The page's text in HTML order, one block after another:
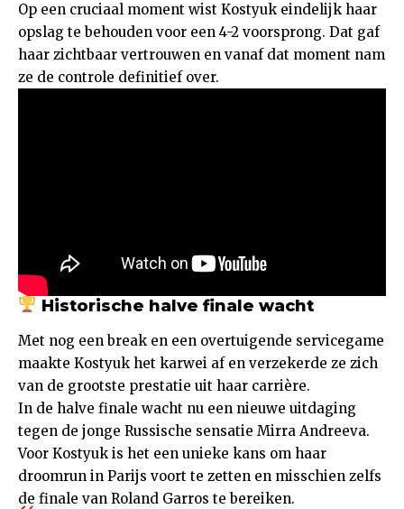
Op een cruciaal moment wist Kostyuk eindelijk haar
opslag te behouden voor een 4-2 voorsprong. Dat gaf
haar zichtbaar vertrouwen en vanaf dat moment nam
ze de controle definitief over.
Historische halve finale wacht
Met nog een break en een overtuigende servicegame
maakte Kostyuk het karwei af en verzekerde ze zich
van de grootste prestatie uit haar carrière.
In de halve finale wacht nu een nieuwe uitdaging
tegen de jonge Russische sensatie Mirra Andreeva.
Voor Kostyuk is het een unieke kans om haar
droomrun in Parijs voort te zetten en misschien zelfs
de finale van Roland Garros te bereiken.